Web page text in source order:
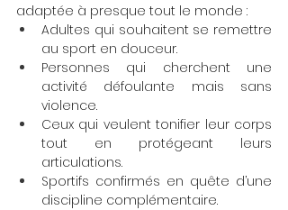
adaptée à presque tout le monde :
Adultes qui souhaitent se remettre
au sport en douceur.
Personnes qui cherchent une
activité défoulante mais sans
violence.
Ceux qui veulent tonifier leur corps
tout en protégeant leurs
articulations.
Sportifs confirmés en quête d’une
discipline complémentaire.